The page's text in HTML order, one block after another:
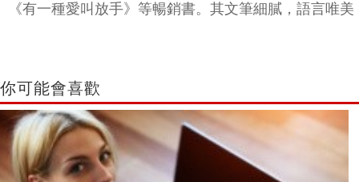
《有一種愛叫放手》等暢銷書。其文筆細膩，語言唯
你可能會喜歡